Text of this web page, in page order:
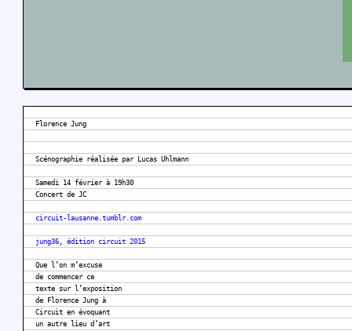
Florence Jung
Scénographie réalisée par Lucas Uhlmann
Samedi 14 février à 19h30
Concert de JC
circuit-lausanne.tumblr.com
jung36, édition circuit 2015
Que l’on m’excuse
de commencer ce
texte sur l’exposition
de Florence Jung à
Circuit en évoquant
un autre lieu d’art